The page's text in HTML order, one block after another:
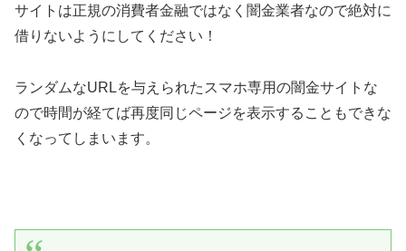
サイトは正規の消費者金融ではなく闇金業者なので絶対に
借りないようにしてください！
ランダムなURLを与えられたスマホ専用の闇金サイトな
ので時間が経てば再度同じページを表示することもできな
くなってしまいます。